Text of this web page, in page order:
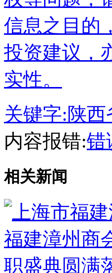
信息之目的
投资建议，
实性。
关键字:陕
内容报错:错
相关新闻